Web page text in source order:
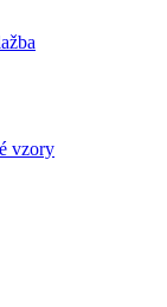
vzory